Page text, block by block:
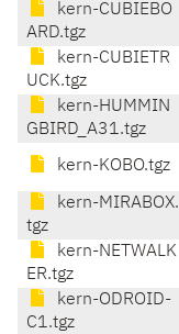
kern-CUBIEBO
ARD.tgz
kern-CUBIETR
UCK.tgz
kern-HUMMIN
GBIRD_A31.tgz
kern-KOBO.tgz
kern-MIRABOX.
tgz
kern-NETWALK
ER.tgz
kern-ODROID-
C1.tgz